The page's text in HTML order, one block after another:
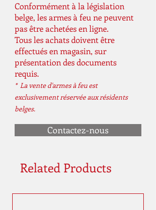
Conformément à la législation
belge, les armes à feu ne peuvent
pas être achetées en ligne.
Tous les achats doivent être
effectués en magasin, sur
présentation des documents
requis.
* La vente d'armes à feu est
exclusivement réservée aux résidents
belges.
Contactez-nous
Related Products